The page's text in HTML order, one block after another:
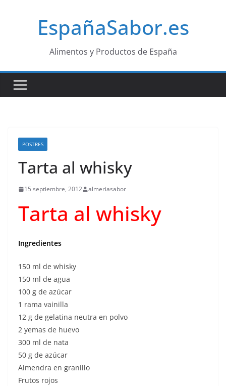
EspañaSabor.es
Alimentos y Productos de España
POSTRES
Tarta al whisky
15 septiembre, 2012 almeriasabor
Tarta al whisky
Ingredientes
150 ml de whisky
150 ml de agua
100 g de azúcar
1 rama vainilla
12 g de gelatina neutra en polvo
2 yemas de huevo
300 ml de nata
50 g de azúcar
Almendra en granillo
Frutos rojos